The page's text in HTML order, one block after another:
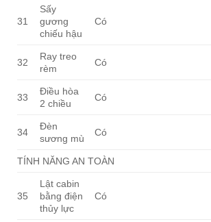
31
Sấy
gương
chiếu hậu
Có
32
Ray treo
rèm
Có
33
Điều hòa
2 chiều
Có
34
Đèn
sương mù
Có
TÍNH NĂNG AN TOÀN
35
Lật cabin
bằng điện
thủy lực
Có